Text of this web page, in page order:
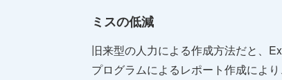
ミスの低減
旧来型の人力による作成方法だと、
プログラムによるレポート作成によ